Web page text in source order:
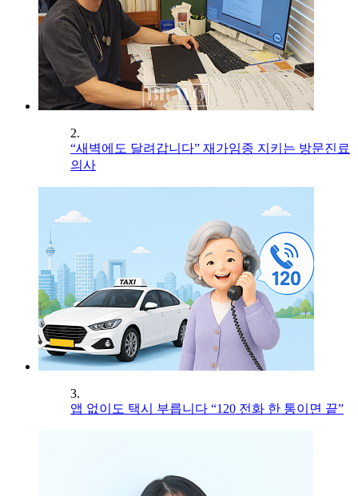
2.
“새벽에도 달려갑니다” 재가임종 지키는 방문진료
의사
3.
앱 없이도 택시 부릅니다 “120 전화 한 통이면 끝”